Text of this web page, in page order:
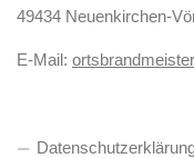
49434 Neuenkirchen-
E-Mail: